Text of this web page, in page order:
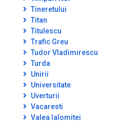
Tineretului
Titan
Titulescu
Trafic Greu
Tudor Vladimirescu
Turda
Unirii
Universitate
Uverturii
Vacaresti
Valea Ialomitei